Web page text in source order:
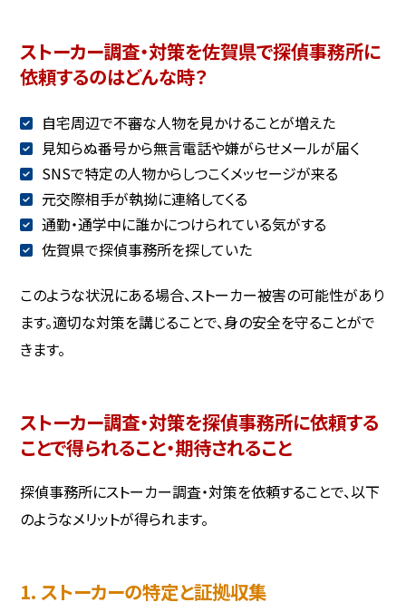
ストーカー調査・対策を佐賀県で探偵事務所に
依頼するのはどんな時？
自宅周辺で不審な人物を見かけることが増えた
見知らぬ番号から無言電話や嫌がらせメールが届く
SNSで特定の人物からしつこくメッセージが来る
元交際相手が執拗に連絡してくる
通勤・通学中に誰かにつけられている気がする
佐賀県で探偵事務所を探していた
このような状況にある場合、ストーカー被害の可能性があり
ます。適切な対策を講じることで、身の安全を守ることがで
きます。
ストーカー調査・対策を探偵事務所に依頼する
ことで得られること・期待されること
探偵事務所にストーカー調査・対策を依頼することで、以下
のようなメリットが得られます。
1. ストーカーの特定と証拠収集